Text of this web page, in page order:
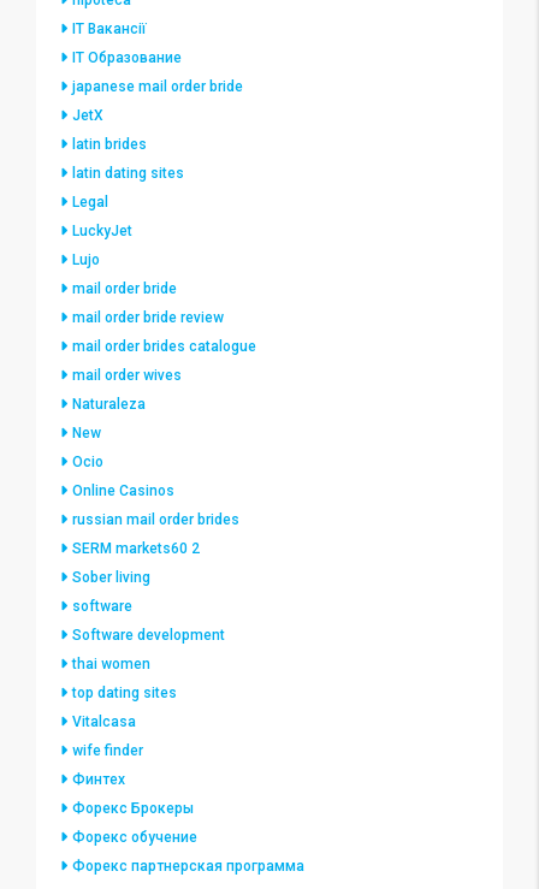
IT Вакансії
IT Образование
japanese mail order bride
JetX
latin brides
latin dating sites
Legal
LuckyJet
Lujo
mail order bride
mail order bride review
mail order brides catalogue
mail order wives
Naturaleza
New
Ocio
Online Casinos
russian mail order brides
SERM markets60 2
Sober living
software
Software development
thai women
top dating sites
Vitalcasa
wife finder
Финтех
Форекс Брокеры
Форекс обучение
Форекс партнерская программа